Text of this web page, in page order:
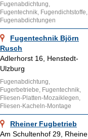
Fugenabdichtung,
Fugentechnik, Fugendichtstoffe,
Fugenabdichtungen
Fugentechnik Björn
Rusch
Adlerhorst 16, Henstedt-
Ulzburg
Fugenabdichtung,
Fugerbetriebe, Fugentechnik,
Fliesen-Platten-Mozaiklegen,
Fliesen-Kacheln-Montage
Rheiner Fugbetrieb
Am Schultenhof 29, Rheine